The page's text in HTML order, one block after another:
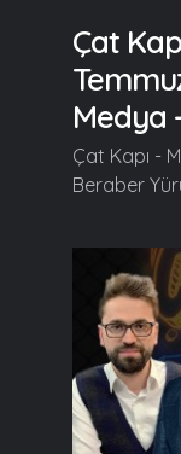
Çat
Medya
Çat Kapı -
Beraber